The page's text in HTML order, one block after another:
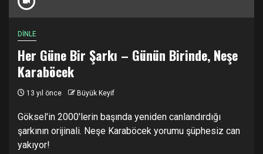
DİNLE
Her Güne Bir Şarkı – Günün Birinde, Neşe
Karaböcek
13 yıl önce Büyük Keyif
Göksel'in 2000'lerin başında yeniden canlandırdığı
şarkının orijinali. Neşe Karaböcek yorumu şüphesiz can
yakıyor!